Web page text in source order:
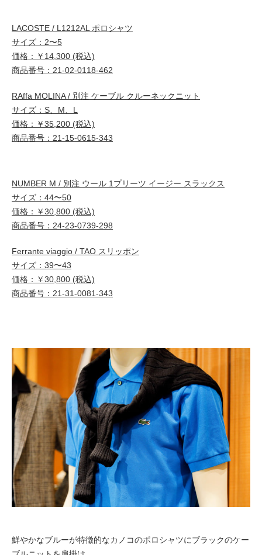
LACOSTE / L1212AL ポロシャツ
サイズ：2〜5
価格：￥14,300 (税込)
商品番号：21-02-0118-462
RAffa MOLINA / 別注 ケーブル クルーネックニット
サイズ：S、M、L
価格：￥35,200 (税込)
商品番号：21-15-0615-343
NUMBER M / 別注 ウール 1プリーツ イージー スラックス
サイズ：44〜50
価格：￥30,800 (税込)
商品番号：24-23-0739-298
Ferrante viaggio / TAO スリッポン
サイズ：39〜43
価格：￥30,800 (税込)
商品番号：21-31-0081-343
鮮やかなブルーが特徴的なカノコのポロシャツにブラックのケー